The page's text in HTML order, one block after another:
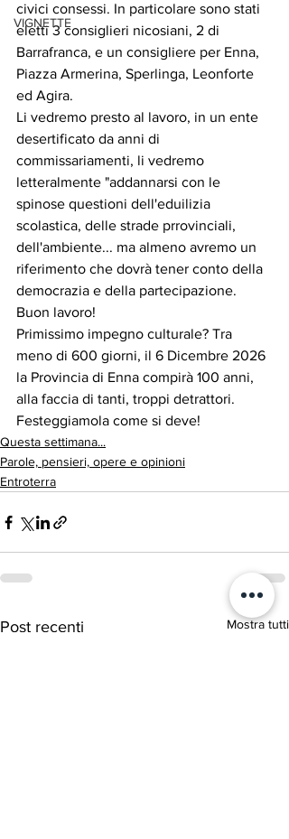
VIGNETTE
civici consessi. In particolare sono stati
eletti 3 consiglieri nicosiani, 2 di
Barrafranca, e un consigliere per Enna,
Piazza Armerina, Sperlinga, Leonforte
ed Agira.
Li vedremo presto al lavoro, in un ente
desertificato da anni di
commissariamenti, li vedremo
letteralmente "addannarsi con le
spinose questioni dell'eduilizia
scolastica, delle strade prrovinciali,
dell'ambiente... ma almeno avremo un
riferimento che dovrà tener conto della
democrazia e della partecipazione.
Buon lavoro!
Primissimo impegno culturale? Tra
meno di 600 giorni, il 6 Dicembre 2026
la Provincia di Enna compirà 100 anni,
alla faccia di tanti, troppi detrattori.
Festeggiamola come si deve!
Questa settimana...
Parole, pensieri, opere e opinioni
Entroterra
Post recenti Mostra tutti